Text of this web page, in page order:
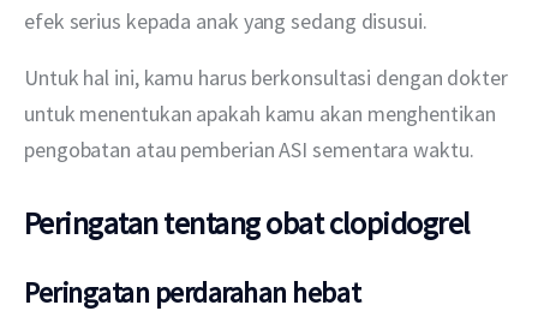
efek serius kepada anak yang sedang disusui.
Untuk hal ini, kamu harus berkonsultasi dengan dokter
untuk menentukan apakah kamu akan menghentikan
pengobatan atau pemberian ASI sementara waktu.
Peringatan tentang obat clopidogrel
Peringatan perdarahan hebat